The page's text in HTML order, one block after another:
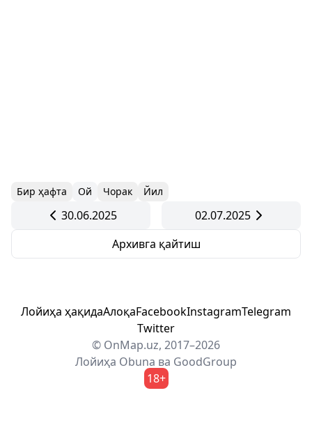
Бир ҳафта Ой Чорак Йил
30.06.2025
02.07.2025
Архивга қайтиш
Лойиҳа ҳақидаАлоқаFacebookInstagramTelegram
Twitter
© OnMap.uz, 2017–2026
Лойиҳа Obuna ва GoodGroup
18+